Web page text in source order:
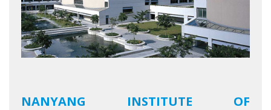
NANYANG INSTITUTE OF